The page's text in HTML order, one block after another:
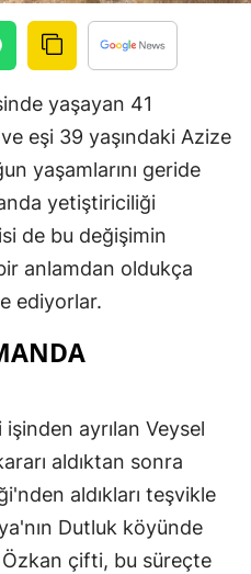
Çanakkale
Çankırı
Çorum
Denizli
Diyarbakır
Edirne
Erzurum
Eskişehir
Gaziantep
Giresun
yaşayan 41
eşi 39 yaşındaki Azize
yaşamlarını geride
yetiştiriciliği
de bu değişimin
anlamdan oldukça
ediyorlar.
ayrılan Veysel
aldıktan sonra
aldıkları teşvikle
Dutluk köyünde
çifti, bu süreçte